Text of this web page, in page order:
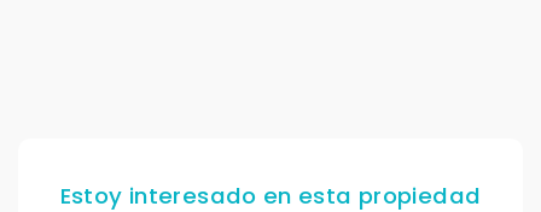
Estoy interesado en esta propiedad
Cancelar